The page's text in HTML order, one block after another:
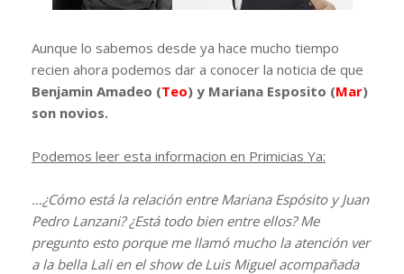
Aunque lo sabemos desde ya hace mucho tiempo
recien ahora podemos dar a conocer la noticia de que
Benjamin Amadeo (Teo) y Mariana Esposito (Mar)
son novios.
Podemos leer esta informacion en Primicias Ya:
…¿Cómo está la relación entre Mariana Espósito y Juan
Pedro Lanzani? ¿Está todo bien entre ellos? Me
pregunto esto porque me llamó mucho la atención ver
a la bella Lali en el show de Luis Miguel acompañada